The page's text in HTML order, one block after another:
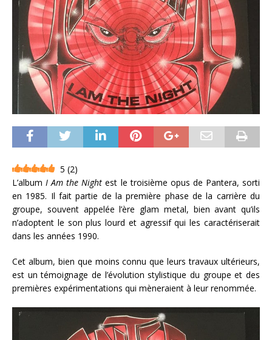
5 (2)
L’album I Am the Night est le troisième opus de Pantera, sorti
en 1985. Il fait partie de la première phase de la carrière du
groupe, souvent appelée l’ère glam metal, bien avant qu’ils
n’adoptent le son plus lourd et agressif qui les caractériserait
dans les années 1990.
Cet album, bien que moins connu que leurs travaux ultérieurs,
est un témoignage de l’évolution stylistique du groupe et des
premières expérimentations qui mèneraient à leur renommée.